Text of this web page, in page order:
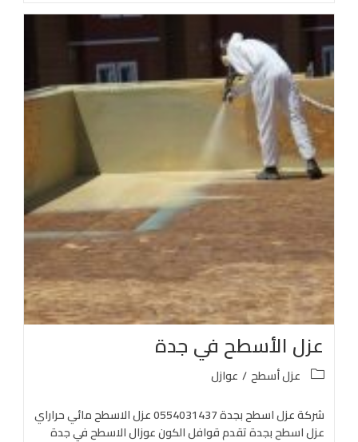
عزل الأسطح في جدة
عزل أسطح/ عوازل
شركة عزل اسطح بجدة 0554031437 عزل الاسطح مائي حراراي
عزل اسطح بجدة تقدم قوافل الكون عوزال الاسطح في جدة